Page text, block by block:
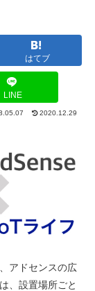
はてブ
LINE
2020.12.29
アドセンスの広
、設置場所ごと